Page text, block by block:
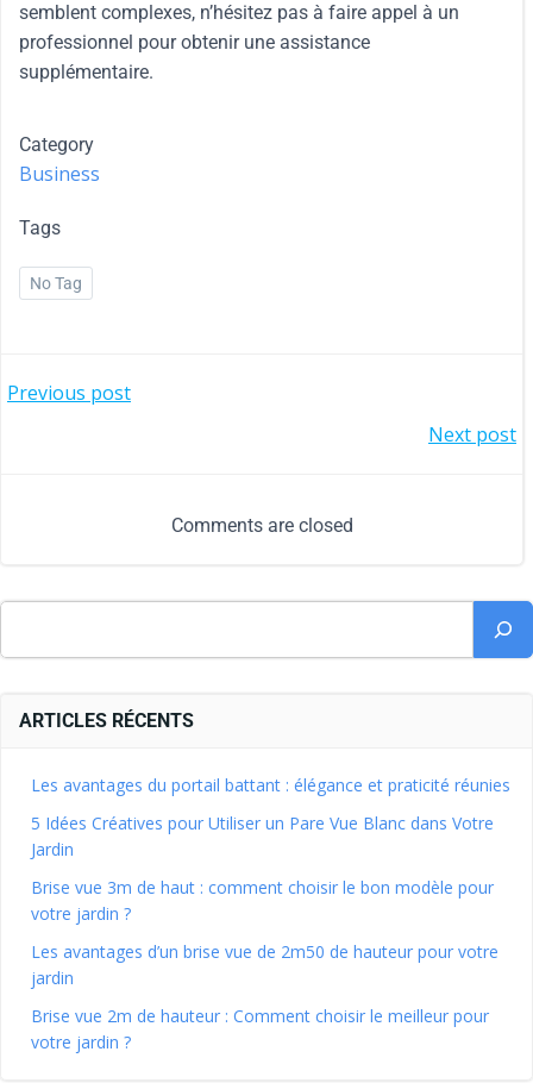
semblent complexes, n’hésitez pas à faire appel à un
professionnel pour obtenir une assistance
supplémentaire.
Category
Business
Tags
No Tag
Previous post
Next post
Comments are closed
ARTICLES RÉCENTS
Les avantages du portail battant : élégance et praticité réunies
5 Idées Créatives pour Utiliser un Pare Vue Blanc dans Votre
Jardin
Brise vue 3m de haut : comment choisir le bon modèle pour
votre jardin ?
Les avantages d’un brise vue de 2m50 de hauteur pour votre
jardin
Brise vue 2m de hauteur : Comment choisir le meilleur pour
votre jardin ?